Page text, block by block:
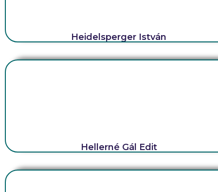
Heidelsperger István
Hellerné Gál Edit